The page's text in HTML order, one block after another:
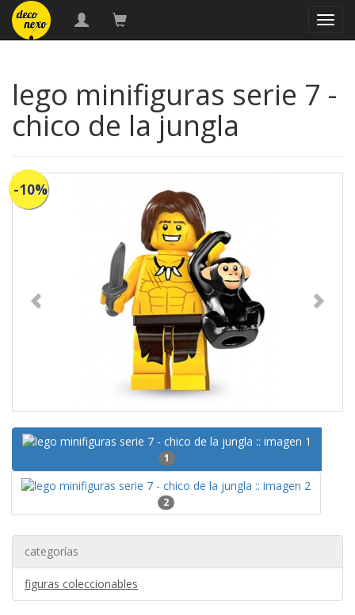
lego minifiguras serie 7 -
chico de la jungla
-10%
1
2
categorías
figuras coleccionables